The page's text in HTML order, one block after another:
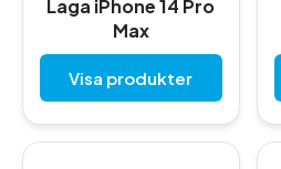
Laga iPhone 14 Pro
Max
Visa produkter